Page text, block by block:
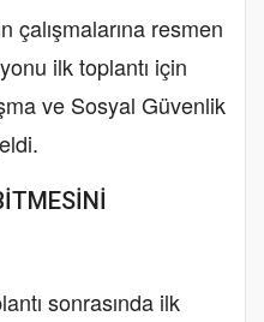
çalışmalarına resmen
ilk toplantı için
ve Sosyal Güvenlik
sonrasında ilk